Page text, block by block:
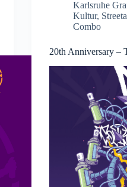
Karlsruhe
Kultur,
Combo
20th Anniversary –